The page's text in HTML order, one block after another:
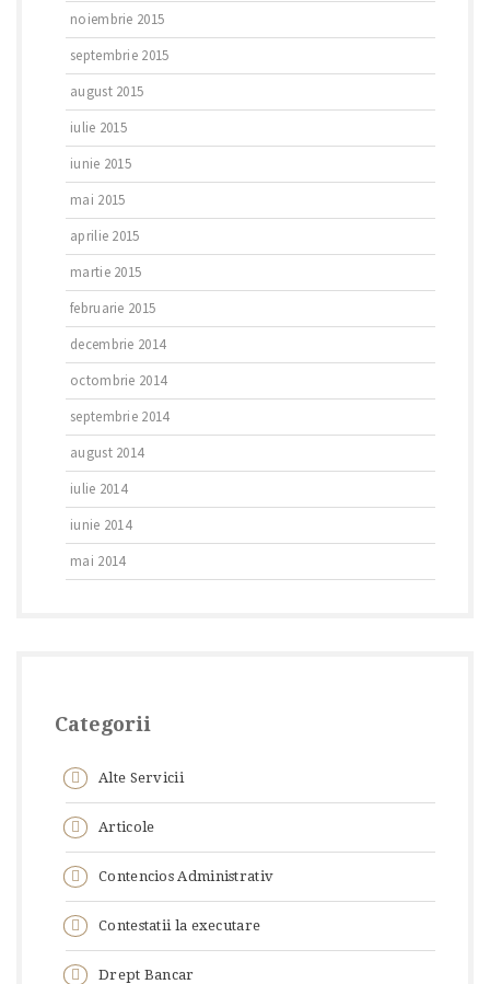
noiembrie 2015
septembrie 2015
august 2015
iulie 2015
iunie 2015
mai 2015
aprilie 2015
martie 2015
februarie 2015
decembrie 2014
octombrie 2014
septembrie 2014
august 2014
iulie 2014
iunie 2014
mai 2014
Categorii
Alte Servicii
Articole
Contencios Administrativ
Contestatii la executare
Drept Bancar